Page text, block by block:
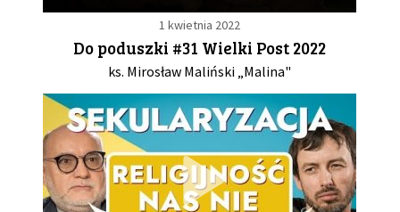
1 kwietnia 2022
Do poduszki #31 Wielki Post 2022
ks. Mirosław Maliński „Malina"